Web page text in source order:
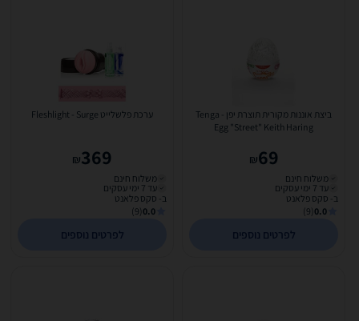
ביצת אוננות מקורית תוצרת יפן Tenga -
Egg "Street" Keith Haring
69
₪
משלוח חינם
עד 7 ימי עסקים
ב- סקס פלאנט
0.0
(9)
לפרטים נוספים
ערכת פלשלייט Fleshlight - Surge
369
₪
משלוח חינם
עד 7 ימי עסקים
ב- סקס פלאנט
0.0
(9)
לפרטים נוספים